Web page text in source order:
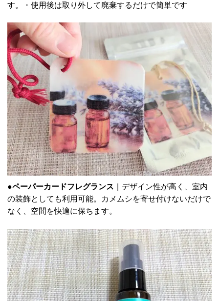
す。・使用後は取り外して廃棄するだけで簡単です
●ペーパーカードフレグランス
デザイン性が高く、室内
の装飾としても利用可能。カメムシを寄せ付けないだけで
なく、空間を快適に保ちます。